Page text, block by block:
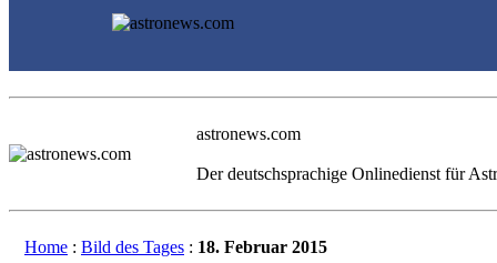
astronews.com
Der deutschsprachige Onlinedienst für
Home : Bild des Tages : 18. Februar 2015